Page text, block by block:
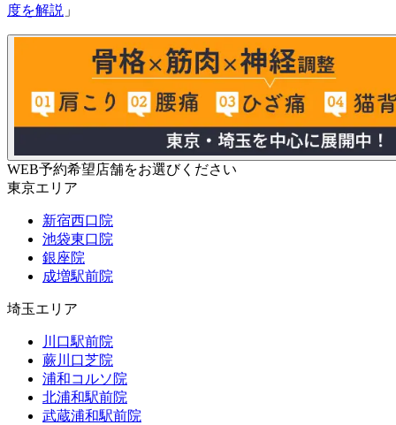
度を解説 」
WEB予約希望店舗をお選びください
東京エリア
新宿西口院
池袋東口院
銀座院
成増駅前院
埼玉エリア
川口駅前院
蕨川口芝院
浦和コルソ院
北浦和駅前院
武蔵浦和駅前院